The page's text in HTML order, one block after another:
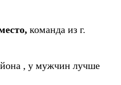
команда из г.
, у мужчин лучше